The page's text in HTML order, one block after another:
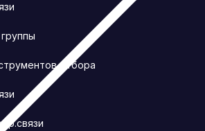
отбора